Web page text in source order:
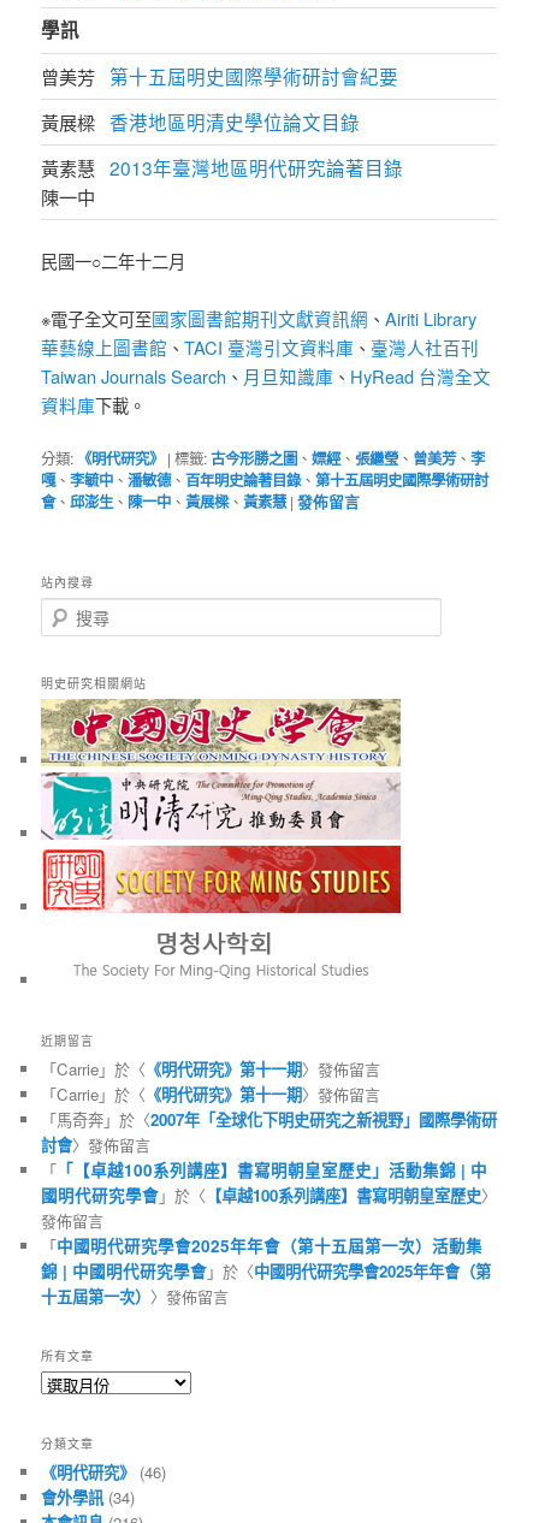
學訊
曾美芳 第十五屆明史國際學術研討會紀要
黃展樑 香港地區明清史學位論文目錄
黃素慧
陳一中
2013年臺灣地區明代研究論著目錄
民國一○二年十二月
※電子全文可至國家圖書館期刊文獻資訊網 、Airiti Library
華藝線上圖書館 、TACI 臺灣引文資料庫 、 臺灣人社百刊
Taiwan Journals Search 、 月旦知識庫 、 HyRead 台灣全文
資料庫下載。
分類: 《明代研究》 |標籤:古今形勝之圖 、嫖經、張繼瑩 、 曾美芳、李
嘎、李毓中 、潘敏德、百年明史論著目錄、第十五屆明史國際學術研討
會、邱澎生 、 陳一中 、黃展樑、黃素慧 |發佈留言
站內搜尋
搜
尋
明史研究相關網站
近期留言
「Carrie」於〈 《明代研究》第十一期〉發佈留言
「Carrie」於〈 《明代研究》第十一期〉發佈留言
「馬奇奔」於〈2007年「全球化下明史研究之新視野」國際學術研
討會〉發佈留言
「 「【卓越100系列講座】書寫明朝皇室歷史」活動集錦 | 中
國明代研究學會」於〈 【卓越100系列講座】書寫明朝皇室歷史〉
發佈留言
「中國明代研究學會2025年年會（第十五屆第一次）活動集
錦 | 中國明代研究學會」於〈中國明代研究學會2025年年會（第
十五屆第一次） 〉發佈留言
所有文章
所
章
分類文章
《明代研究》 (46)
會外學訊(34)